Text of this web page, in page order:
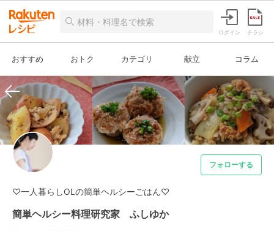
ログイン チラシ
おすすめ おトク カテゴリ 献立 コラム
フォローする
♡一人暮らしOLの簡単ヘルシーごはん♡
簡単ヘルシー料理研究家 ふしゆか